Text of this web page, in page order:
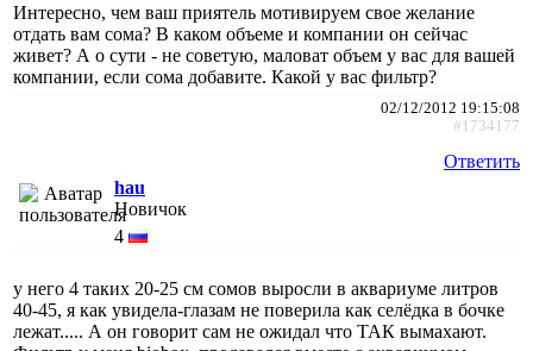
Интересно, чем ваш приятель мотивируем свое желание
отдать вам сома? В каком объеме и компании он сейчас
живет? А о сути - не советую, маловат объем у вас для вашей
компании, если сома добавите. Какой у вас фильтр?
02/12/2012 19:15:08
#1734177
Ответить
hau
Новичок
4
у него 4 таких 20-25 см сомов выросли в аквариуме литров
40-45, я как увидела-глазам не поверила как селёдка в бочке
лежат..... А он говорит сам не ожидал что ТАК вымахают.